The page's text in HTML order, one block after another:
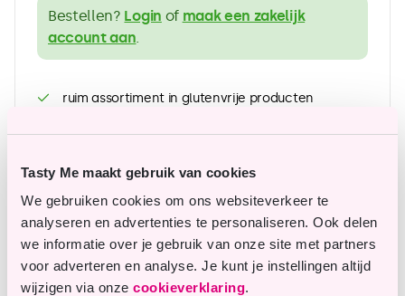
Tasty Me maakt gebruik van cookies
We gebruiken cookies om ons websiteverkeer te
analyseren en advertenties te personaliseren. Ook delen
we informatie over je gebruik van onze site met partners
voor adverteren en analyse. Je kunt je instellingen altijd
wijzigen via onze cookieverklaring.
Bestellen? Login of maak een zakelijk
account aan
ruim assortiment in glutenvrije producten
Vragen of opmerkingen?
Onze klantenservice staat je graag te woord en
helpt je graag verder.